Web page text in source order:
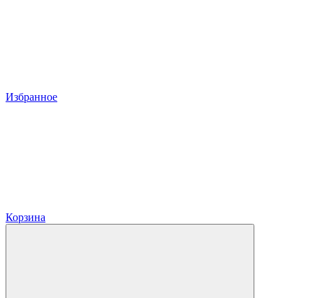
Избранное
Корзина